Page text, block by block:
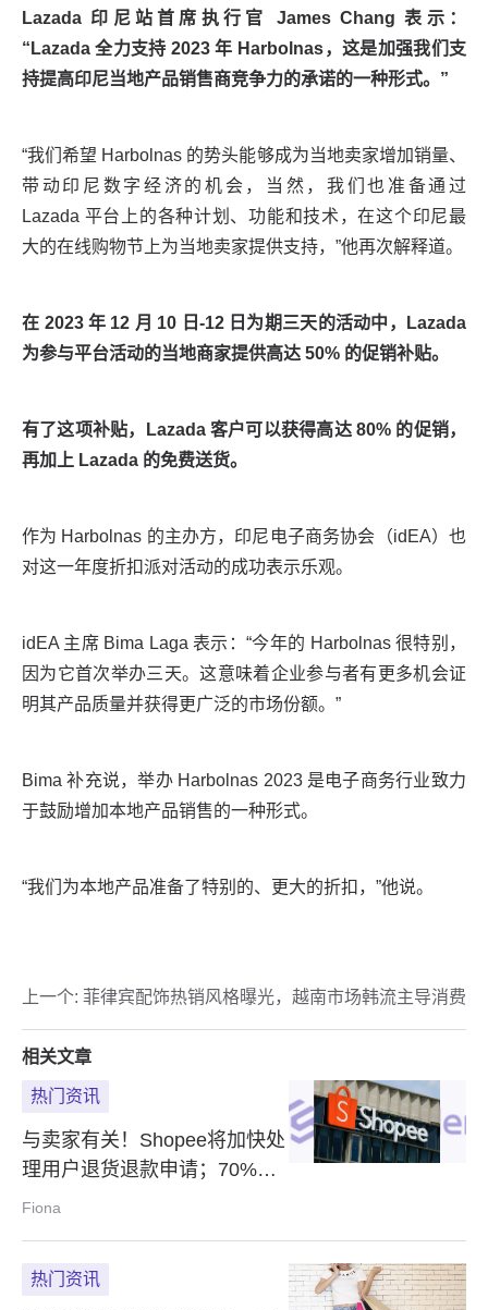
上一个: 菲律宾配饰热销风格曝光，越南市场韩流主导消费
相关文章
热门资讯
与卖家有关！Shopee将加快处
理用户退货退款申请；70%的
菲律宾网购者更喜欢货到付款
Fiona
热门资讯